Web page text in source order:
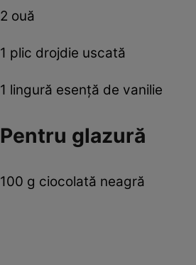
2 ouă
1 plic drojdie uscată
1 lingură esenţă de vanilie
Pentru glazură
100 g ciocolată neagră